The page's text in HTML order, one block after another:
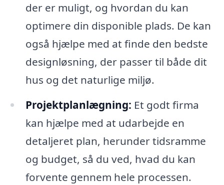
der er muligt, og hvordan du kan
optimere din disponible plads. De kan
også hjælpe med at finde den bedste
designløsning, der passer til både dit
hus og det naturlige miljø.
Projektplanlægning: Et godt firma
kan hjælpe med at udarbejde en
detaljeret plan, herunder tidsramme
og budget, så du ved, hvad du kan
forvente gennem hele processen.